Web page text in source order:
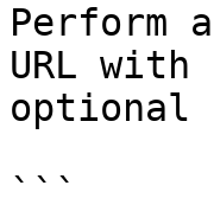
Perform
URL
optional
```